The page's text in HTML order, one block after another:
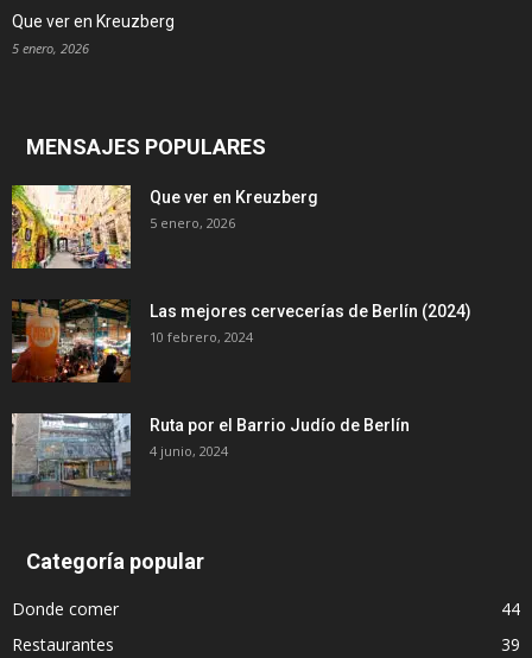
Que ver en Kreuzberg
5 enero, 2026
MENSAJES POPULARES
Que ver en Kreuzberg
5 enero, 2026
Las mejores cervecerías de Berlín (2024)
10 febrero, 2024
Ruta por el Barrio Judío de Berlín
4 junio, 2024
Categoría popular
Donde comer
44
Restaurantes
39